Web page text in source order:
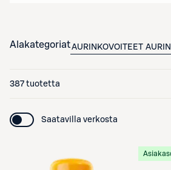
AlakategoriatAURINKOVOITEET
387 tuotetta
Saatavilla verkosta